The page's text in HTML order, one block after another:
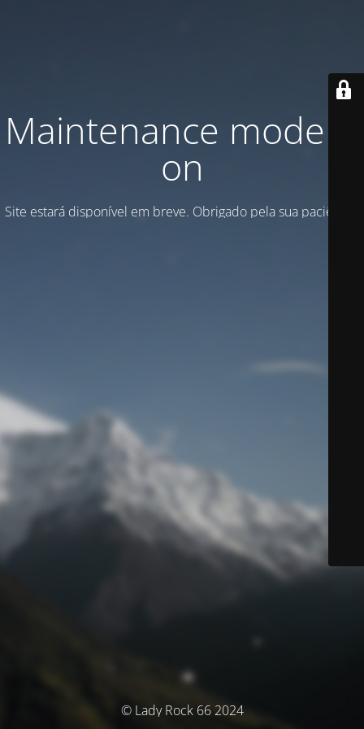
Maintenance mode is
on
Site estará disponível em breve. Obrigado pela sua paciência!
© Lady Rock 66 2024